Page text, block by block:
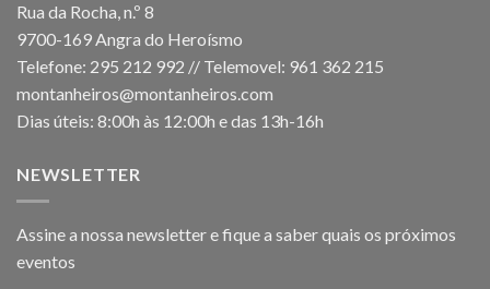
Rua da Rocha, n.º 8
9700-169 Angra do Heroísmo
Telefone: 295 212 992 // Telemovel: 961 362 215
montanheiros@montanheiros.com
Dias úteis: 8:00h às 12:00h e das 13h-16h
NEWSLETTER
Assine a nossa newsletter e fique a saber quais os próximos
eventos